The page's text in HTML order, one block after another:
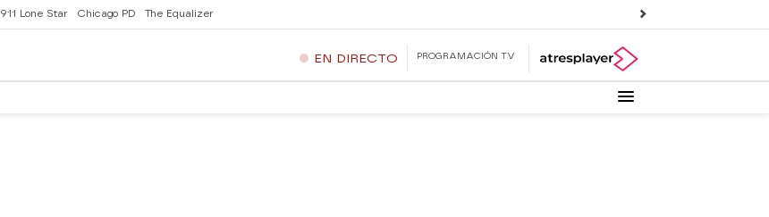
911 Lone Star Chicago PD The Equalizer
EN DIRECTO PROGRAMACIÓN TV